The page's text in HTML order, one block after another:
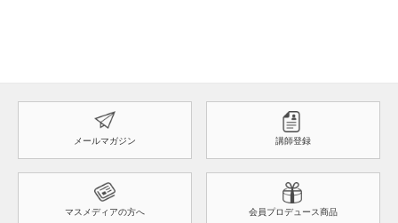
メールマガジン 講師登録
マスメディアの方へ 会員プロデュース商品